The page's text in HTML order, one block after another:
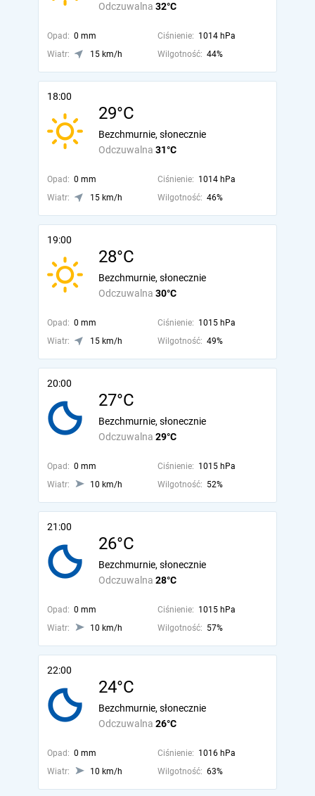
Odczuwalna 32°C
Opad: 0 mm Ciśnienie: 1014 hPa
Wiatr:
15 km/h Wilgotność: 44%
18:00
29°C
Odczuwalna 31°C
Bezchmurnie, słonecznie
Opad: 0 mm Ciśnienie: 1014 hPa
Wiatr:
15 km/h Wilgotność: 46%
19:00
28°C
Odczuwalna 30°C
Bezchmurnie, słonecznie
Opad: 0 mm Ciśnienie: 1015 hPa
Wiatr:
15 km/h Wilgotność: 49%
20:00
27°C
Odczuwalna 29°C
Bezchmurnie, słonecznie
Opad: 0 mm Ciśnienie: 1015 hPa
Wiatr:
10 km/h Wilgotność: 52%
21:00
26°C
Odczuwalna 28°C
Bezchmurnie, słonecznie
Opad: 0 mm Ciśnienie: 1015 hPa
Wiatr:
10 km/h Wilgotność: 57%
22:00
24°C
Odczuwalna 26°C
Bezchmurnie, słonecznie
Opad: 0 mm Ciśnienie: 1016 hPa
Wiatr:
10 km/h Wilgotność: 63%